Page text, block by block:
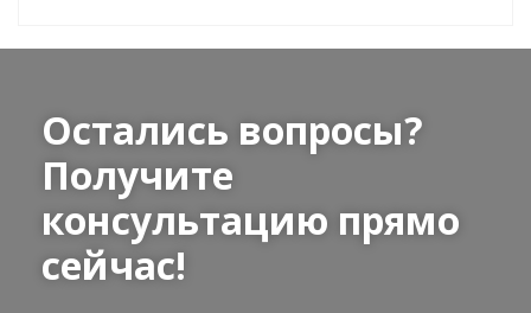
Остались вопросы?
Получите
консультацию прямо
сейчас!